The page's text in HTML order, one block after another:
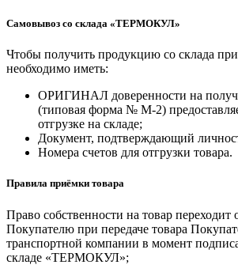
Самовывоз со склада «ТЕРМОКУЛ»
Чтобы получить продукцию со склада
необходимо иметь:
ОРИГИНАЛ доверенности на
(типовая форма № М-2)
отгрузке на складе;
Документ, подтверждающий
Номера счетов для отгрузки товара.
Правила приёмки товара
Право собственности на товар переходит
Покупателю при передаче товара
транспортной компании в момент
складе «ТЕРМОКУЛ»;